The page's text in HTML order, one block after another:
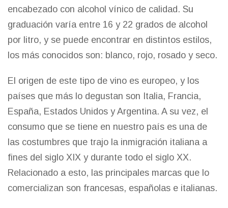
encabezado con alcohol vínico de calidad. Su
graduación varía entre 16 y 22 grados de alcohol
por litro, y se puede encontrar en distintos estilos,
los más conocidos son: blanco, rojo, rosado y seco.
El origen de este tipo de vino es europeo, y los
países que más lo degustan son Italia, Francia,
España, Estados Unidos y Argentina. A su vez, el
consumo que se tiene en nuestro país es una de
las costumbres que trajo la inmigración italiana a
fines del siglo XIX y durante todo el siglo XX.
Relacionado a esto, las principales marcas que lo
comercializan son francesas, españolas e italianas.